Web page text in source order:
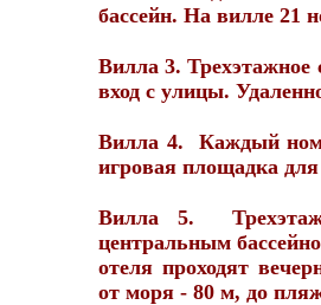
бассейн. На вилле 21
Вилла 3. Трехэтажное
вход с улицы.
Вилла 4. Каждый
игровая площадка
Вилла 5.
центральным
отеля проходят
от моря - 80 м, до